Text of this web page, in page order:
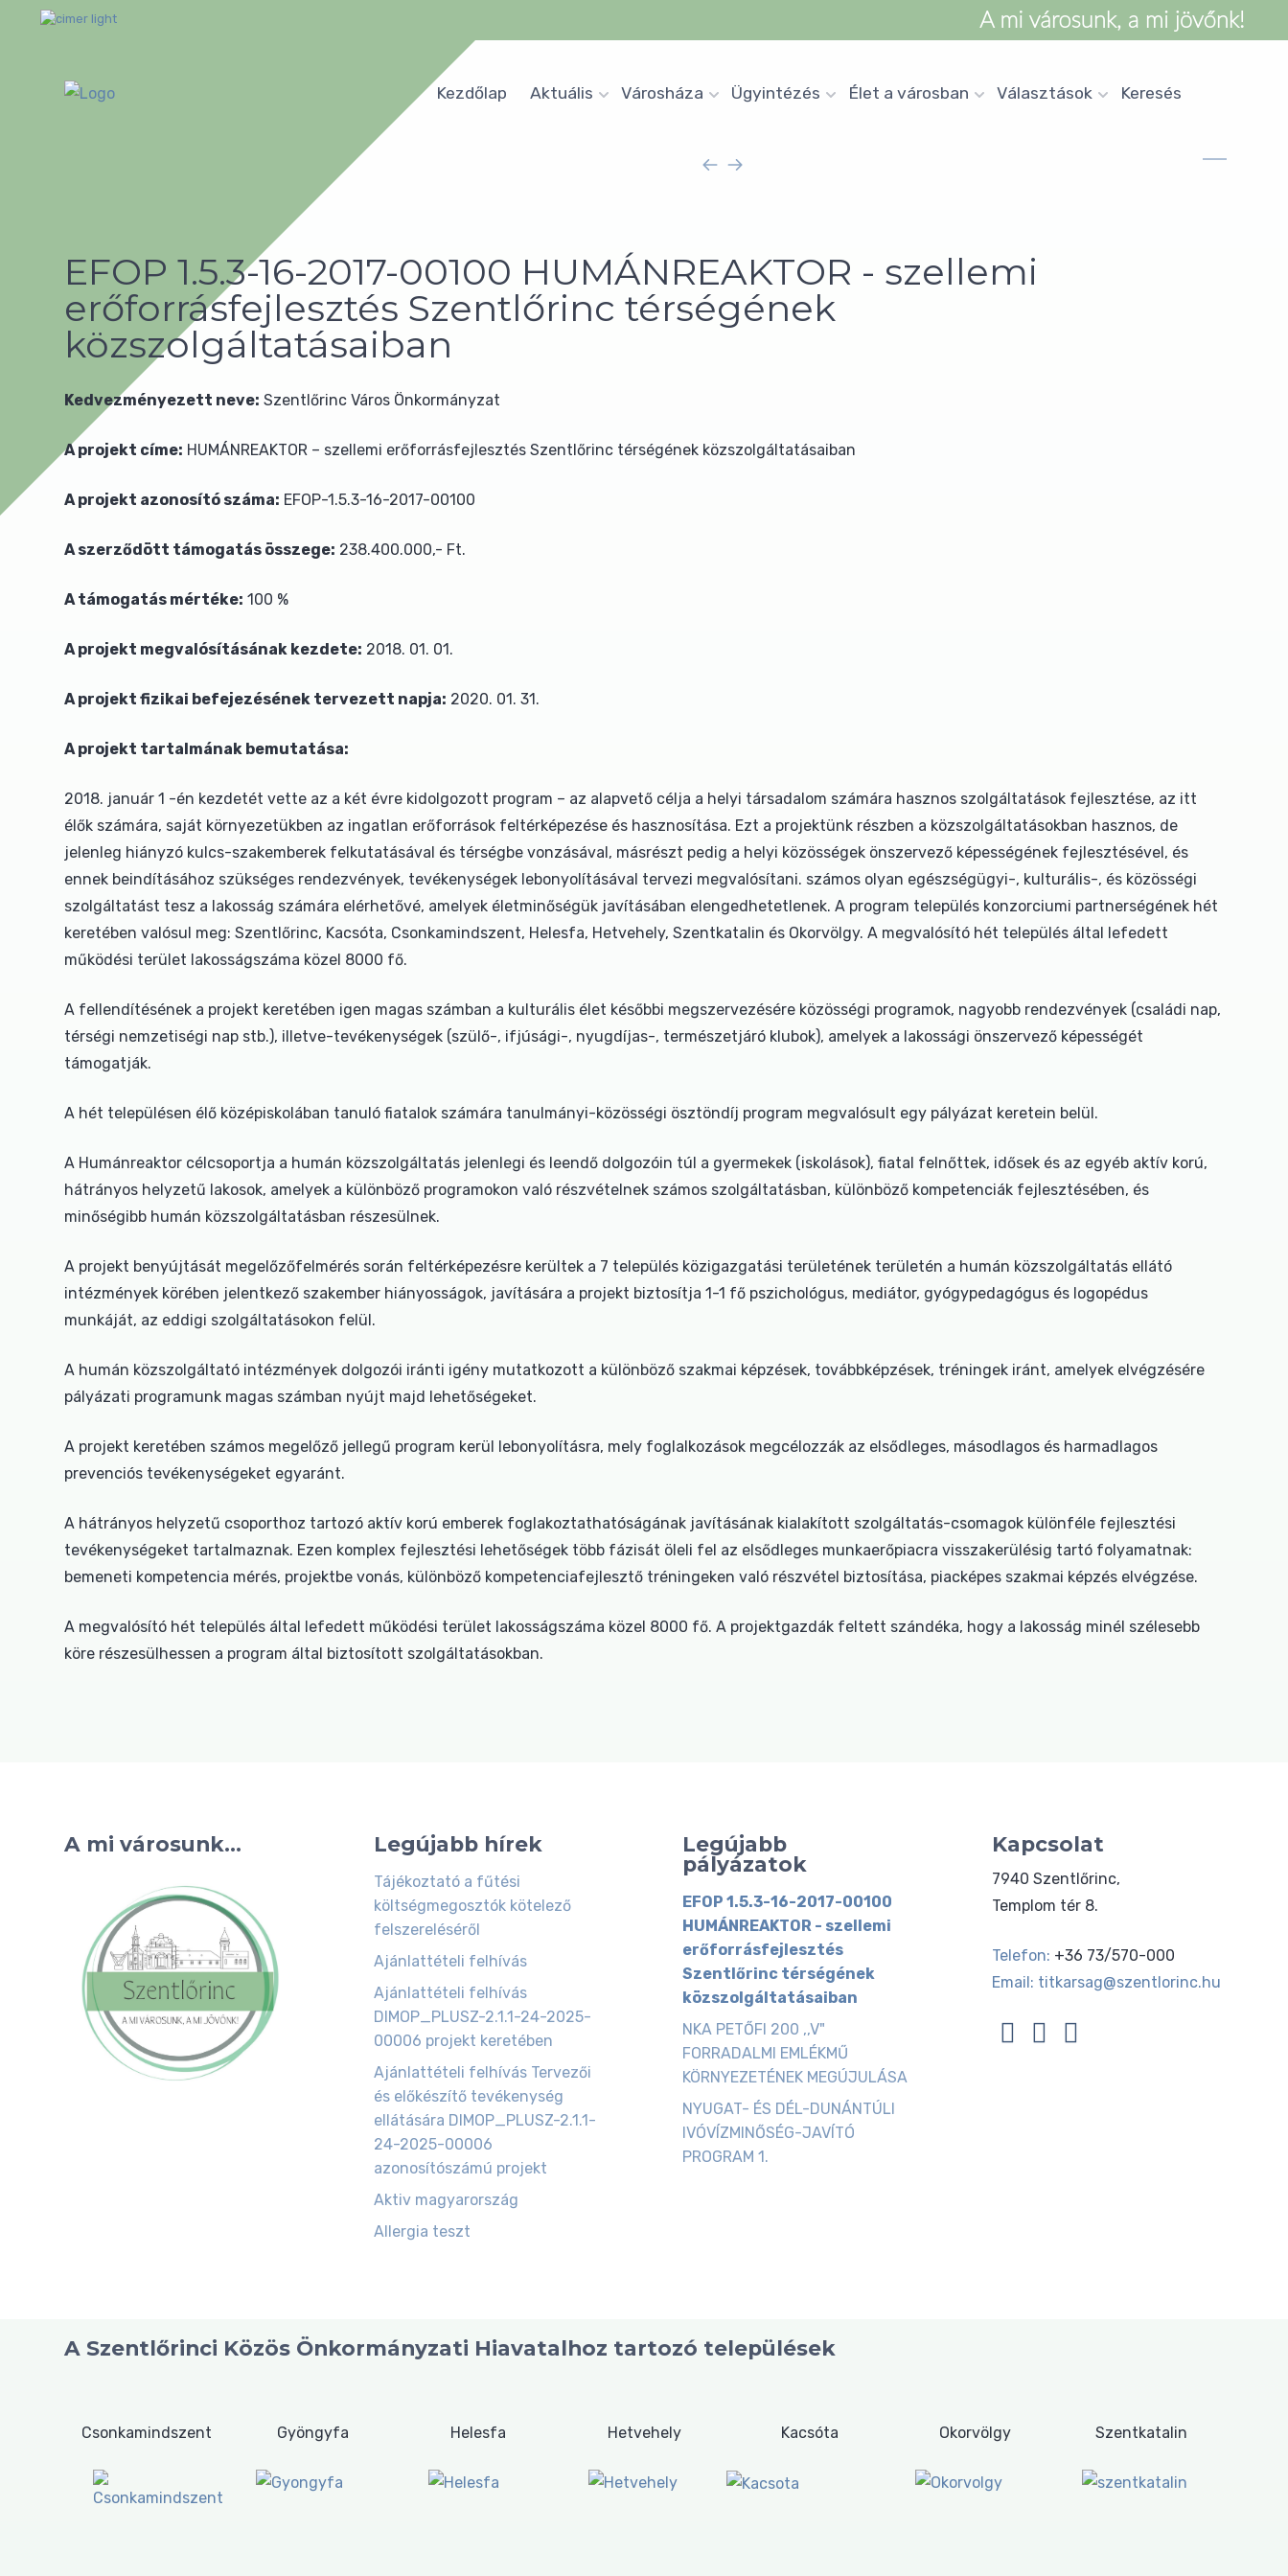
Kezdőlap Aktuális Városháza Ügyintézés Élet a városban Választások Keresés
EFOP 1.5.3-16-2017-00100 HUMÁNREAKTOR - szellemi
erőforrásfejlesztés Szentlőrinc térségének
közszolgáltatásaiban
Kedvezményezett neve: Szentlőrinc Város Önkormányzat
A projekt címe: HUMÁNREAKTOR – szellemi erőforrásfejlesztés Szentlőrinc térségének közszolgáltatásaiban
A projekt azonosító száma: EFOP-1.5.3-16-2017-00100
A szerződött támogatás összege: 238.400.000,- Ft.
A támogatás mértéke: 100 %
A projekt megvalósításának kezdete: 2018. 01. 01.
A projekt fizikai befejezésének tervezett napja: 2020. 01. 31.
A projekt tartalmának bemutatása:
2018. január 1 -én kezdetét vette az a két évre kidolgozott program – az alapvető célja a helyi társadalom számára hasznos szolgáltatások fejlesztése, az itt
élők számára, saját környezetükben az ingatlan erőforrások feltérképezése és hasznosítása. Ezt a projektünk részben a közszolgáltatásokban hasznos, de
jelenleg hiányzó kulcs-szakemberek felkutatásával és térségbe vonzásával, másrészt pedig a helyi közösségek önszervező képességének fejlesztésével, és
ennek beindításához szükséges rendezvények, tevékenységek lebonyolításával tervezi megvalósítani. számos olyan egészségügyi-, kulturális-, és közösségi
szolgáltatást tesz a lakosság számára elérhetővé, amelyek életminőségük javításában elengedhetetlenek. A program település konzorciumi partnerségének hét
keretében valósul meg: Szentlőrinc, Kacsóta, Csonkamindszent, Helesfa, Hetvehely, Szentkatalin és Okorvölgy. A megvalósító hét település által lefedett
működési terület lakosságszáma közel 8000 fő.
A fellendítésének a projekt keretében igen magas számban a kulturális élet későbbi megszervezésére közösségi programok, nagyobb rendezvények (családi nap,
térségi nemzetiségi nap stb.), illetve-tevékenységek (szülő-, ifjúsági-, nyugdíjas-, természetjáró klubok), amelyek a lakossági önszervező képességét
támogatják.
A hét településen élő középiskolában tanuló fiatalok számára tanulmányi-közösségi ösztöndíj program megvalósult egy pályázat keretein belül.
A Humánreaktor célcsoportja a humán közszolgáltatás jelenlegi és leendő dolgozóin túl a gyermekek (iskolások), fiatal felnőttek, idősek és az egyéb aktív korú,
hátrányos helyzetű lakosok, amelyek a különböző programokon való részvételnek számos szolgáltatásban, különböző kompetenciák fejlesztésében, és
minőségibb humán közszolgáltatásban részesülnek.
A projekt benyújtását megelőzőfelmérés során feltérképezésre kerültek a 7 település közigazgatási területének területén a humán közszolgáltatás ellátó
intézmények körében jelentkező szakember hiányosságok, javítására a projekt biztosítja 1-1 fő pszichológus, mediátor, gyógypedagógus és logopédus
munkáját, az eddigi szolgáltatásokon felül.
A humán közszolgáltató intézmények dolgozói iránti igény mutatkozott a különböző szakmai képzések, továbbképzések, tréningek iránt, amelyek elvégzésére
pályázati programunk magas számban nyújt majd lehetőségeket.
A projekt keretében számos megelőző jellegű program kerül lebonyolításra, mely foglalkozások megcélozzák az elsődleges, másodlagos és harmadlagos
prevenciós tevékenységeket egyaránt.
A hátrányos helyzetű csoporthoz tartozó aktív korú emberek foglakoztathatóságának javításának kialakított szolgáltatás-csomagok különféle fejlesztési
tevékenységeket tartalmaznak. Ezen komplex fejlesztési lehetőségek több fázisát öleli fel az elsődleges munkaerőpiacra visszakerülésig tartó folyamatnak:
bemeneti kompetencia mérés, projektbe vonás, különböző kompetenciafejlesztő tréningeken való részvétel biztosítása, piacképes szakmai képzés elvégzése.
A megvalósító hét település által lefedett működési terület lakosságszáma közel 8000 fő. A projektgazdák feltett szándéka, hogy a lakosság minél szélesebb
köre részesülhessen a program által biztosított szolgáltatásokban.
A mi városunk... Legújabb hírek
Tájékoztató a fűtési
költségmegosztók kötelező
felszereléséről
Ajánlattételi felhívás
Ajánlattételi felhívás
DIMOP_PLUSZ-2.1.1-24-2025-
00006 projekt keretében
Ajánlattételi felhívás Tervezői
és előkészítő tevékenység
ellátására DIMOP_PLUSZ-2.1.1-
24-2025-00006
azonosítószámú projekt
Aktiv magyarország
Allergia teszt
Legújabb
pályázatok
EFOP 1.5.3-16-2017-00100
HUMÁNREAKTOR - szellemi
erőforrásfejlesztés
Szentlőrinc térségének
közszolgáltatásaiban
NKA PETŐFI 200 ,,V"
FORRADALMI EMLÉKMŰ
KÖRNYEZETÉNEK MEGÚJULÁSA
NYUGAT- ÉS DÉL-DUNÁNTÚLI
IVÓVÍZMINŐSÉG-JAVÍTÓ
PROGRAM 1.
Kapcsolat
7940 Szentlőrinc,
Templom tér 8.
Telefon: +36 73/570-000
Email: titkarsag@szentlorinc.hu
A Szentlőrinci Közös Önkormányzati Hiavatalhoz tartozó települések
Csonkamindszent Gyöngyfa Helesfa Hetvehely Kacsóta Okorvölgy Szentkatalin